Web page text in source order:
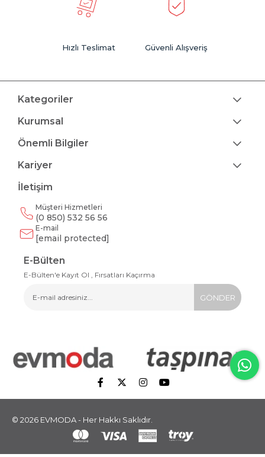
Hızlı Teslimat Güvenli Alışveriş
Kategoriler
Kurumsal
Önemli Bilgiler
Kariyer
İletişim
Müşteri Hizmetleri
(0 850) 532 56 56
E-mail
[email protected]
E-Bülten
E-Bülten'e Kayıt Ol , Fırsatları Kaçırma
GÖNDER
© 2026 EVMODA - Her Hakkı Saklıdır.